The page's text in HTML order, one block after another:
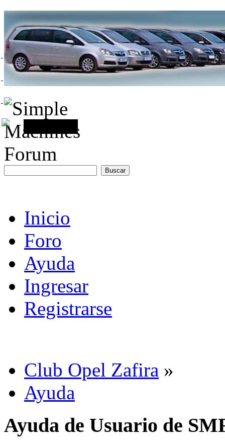
Inicio
Foro
Ayuda
Ingresar
Registrarse
Club Opel Zafira »
Ayuda
Ayuda de Usuario de